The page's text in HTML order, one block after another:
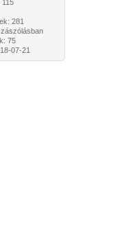
281
75
07-21